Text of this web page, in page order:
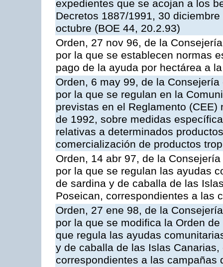
expedientes que se acojan a los
Decretos 1887/1991, 30
octubre (BOE 44, 20.2.93)
Orden, 27 nov 96, de la
por la que se establecen normas
pago de la ayuda por hectárea a
Orden, 6 may 99, de la
por la que se regulan en la
previstas en el Reglamento
de 1992, sobre medidas
relativas a determinados
comercialización de productos
Orden, 14 abr 97, de la
por la que se regulan las ayudas
de sardina y de caballa de las
Poseican, correspondientes a las
Orden, 27 ene 98, de la
por la que se modifica la Orden
que regula las ayudas
y de caballa de las Islas
correspondientes a las campañas